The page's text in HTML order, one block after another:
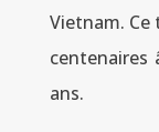
Vietnam.
centenaires
ans.